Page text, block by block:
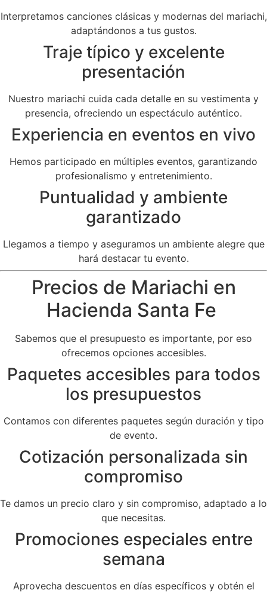
Interpretamos canciones clásicas y modernas del mariachi,
adaptándonos a tus gustos.
Traje típico y excelente
presentación
Nuestro mariachi cuida cada detalle en su vestimenta y
presencia, ofreciendo un espectáculo auténtico.
Experiencia en eventos en vivo
Hemos participado en múltiples eventos, garantizando
profesionalismo y entretenimiento.
Puntualidad y ambiente
garantizado
Llegamos a tiempo y aseguramos un ambiente alegre que
hará destacar tu evento.
Precios de Mariachi en
Hacienda Santa Fe
Sabemos que el presupuesto es importante, por eso
ofrecemos opciones accesibles.
Paquetes accesibles para todos
los presupuestos
Contamos con diferentes paquetes según duración y tipo
de evento.
Cotización personalizada sin
compromiso
Te damos un precio claro y sin compromiso, adaptado a lo
que necesitas.
Promociones especiales entre
semana
Aprovecha descuentos en días específicos y obtén el